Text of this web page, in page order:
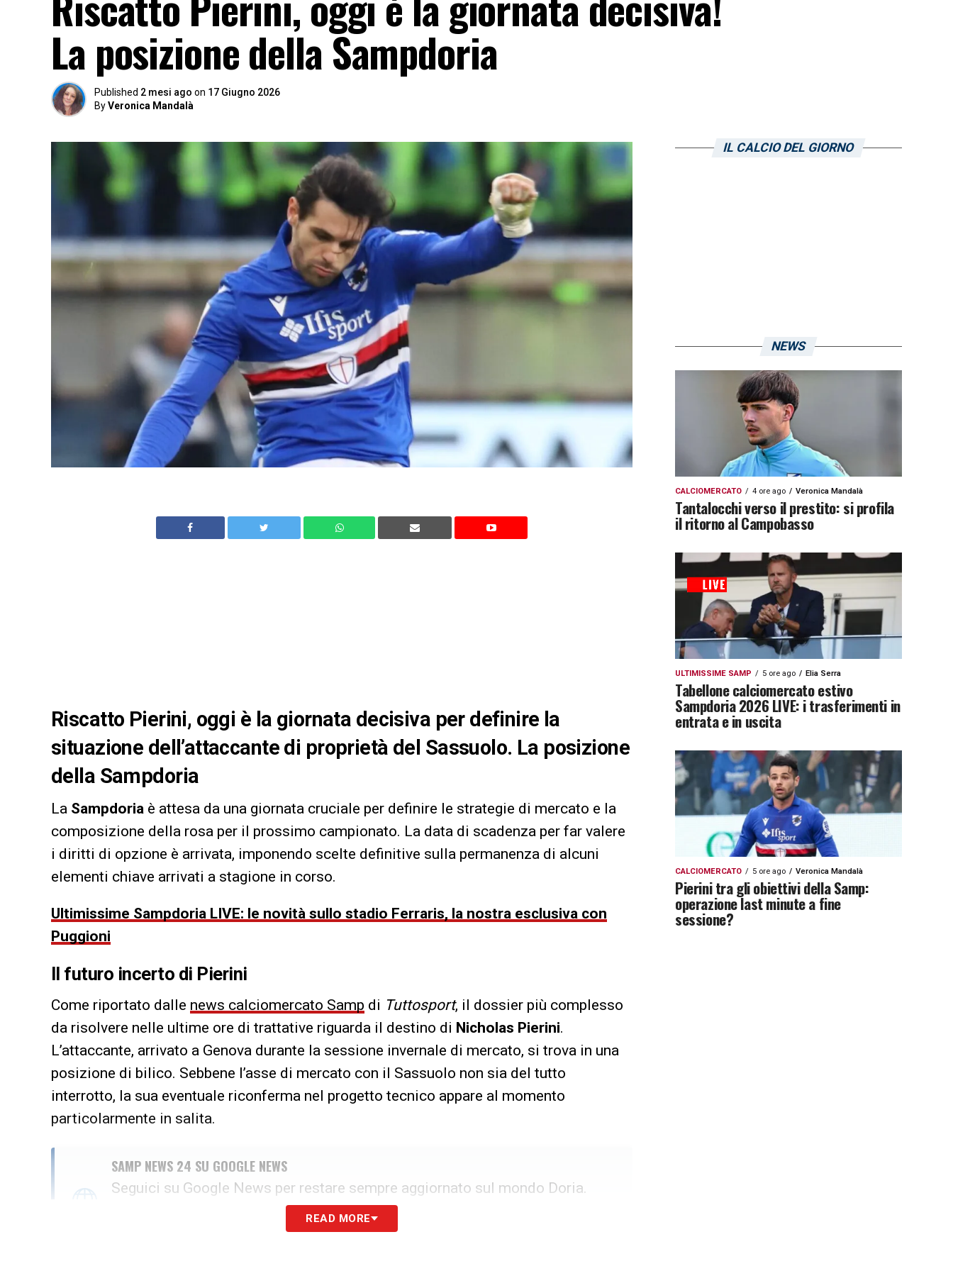
La posizione della Sampdoria
Published 2 mesi ago on 17 Giugno 2026
ByVeronica Mandalà
Riscatto Pierini, oggi è la giornata decisiva per definire la
situazione dell’attaccante di proprietà del Sassuolo. La posizione
della Sampdoria
La Sampdoria è attesa da una giornata cruciale per definire le strategie di mercato e la
composizione della rosa per il prossimo campionato. La data di scadenza per far valere
i diritti di opzione è arrivata, imponendo scelte definitive sulla permanenza di alcuni
elementi chiave arrivati a stagione in corso.
Ultimissime Sampdoria LIVE: le novità sullo stadio Ferraris, la nostra esclusiva con
Puggioni
Il futuro incerto di Pierini
Come riportato dalle news calciomercato Samp di Tuttosport, il dossier più complesso
da risolvere nelle ultime ore di trattative riguarda il destino di Nicholas Pierini.
L’attaccante, arrivato a Genova durante la sessione invernale di mercato, si trova in una
posizione di bilico. Sebbene l’asse di mercato con il Sassuolo non sia del tutto
interrotto, la sua eventuale riconferma nel progetto tecnico appare al momento
particolarmente in salita.
SAMP NEWS 24 SU GOOGLE NEWS
Seguici su Google News per restare sempre aggiornato sul mondo Doria.
READ MORE
IL CALCIO DEL GIORNO
NEWS
CALCIOMERCATO 4 ore ago Veronica Mandalà
Tantalocchi verso il prestito: si profila
il ritorno al Campobasso
ULTIMISSIME SAMP 5 ore ago Elia Serra
Tabellone calciomercato estivo
Sampdoria 2026 LIVE: i trasferimenti in
entrata e in uscita
CALCIOMERCATO 5 ore ago Veronica Mandalà
Pierini tra gli obiettivi della Samp:
operazione last minute a fine
sessione?